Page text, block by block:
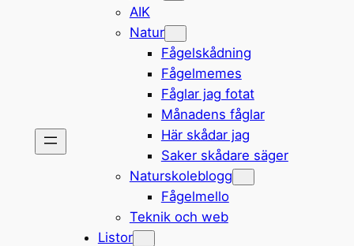
AIK
Natur
Fågelskådning
Fågelmemes
Fåglar jag fotat
Månadens fåglar
Här skådar jag
Saker skådare säger
Naturskoleblogg
Fågelmello
Teknik och web
Listor